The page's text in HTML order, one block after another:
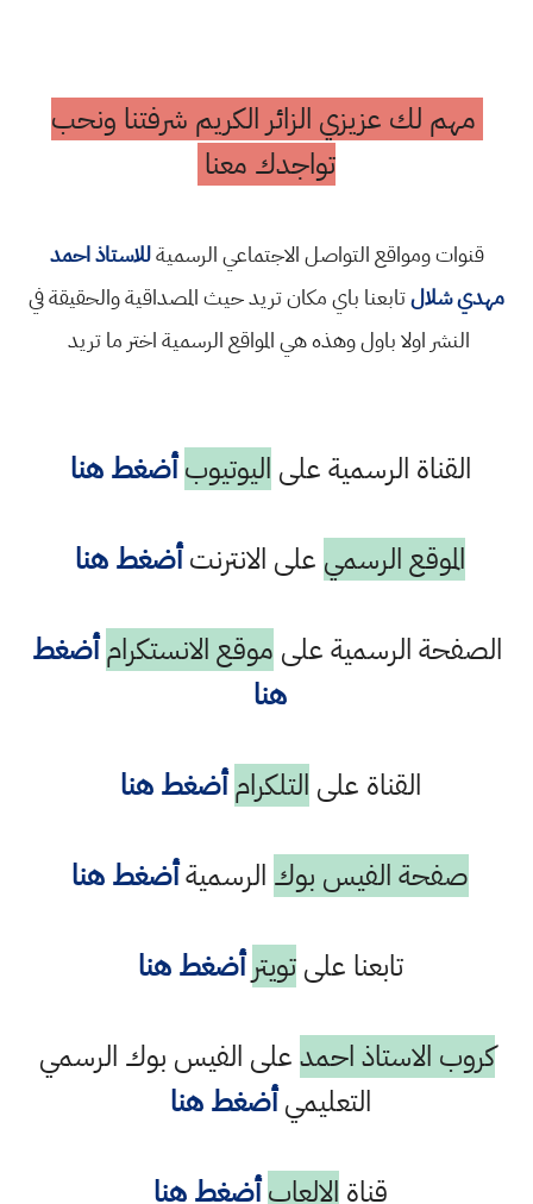
مهم لك عزيزي الزائر الكريم شرفتنا ونحب
تواجدك معنا
قنوات ومواقع التواصل الاجتماعي الرسميةللاستاذ احمد
مهدي شلالتابعنا باي مكان تريد حيث المصداقية والحقيقة في
النشر اولا باول وهذه هي المواقع الرسمية اختر ما تريد
القناة الرسمية على اليوتيوب أضغط هنا
الموقع الرسمي على الانترنتأضغط هنا
الصفحة الرسمية على موقع الانستكرام أضغط
هنا
القناة على التلكرام أضغط هنا
صفحة الفيس بوك الرسميةأضغط هنا
تابعنا علىتويتر أضغط هنا
كروب الاستاذ احمدعلى الفيس بوك الرسمي
التعليميأضغط هنا
قناة الالعاب أضغط هنا